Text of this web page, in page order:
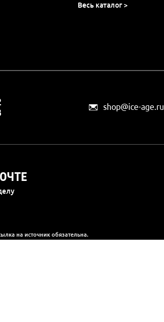
Весь каталог >
shop@ice-age.ru
на источник обязательна.